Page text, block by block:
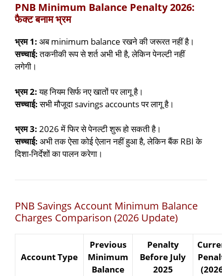
PNB Minimum Balance Penalty 2026:
फैक्ट बनाम भ्रम
भ्रम 1: अब minimum balance रखने की जरूरत नहीं है।
सच्चाई:तकनीकी रूप से शर्त अभी भी है, लेकिन पेनल्टी नहीं
लगेगी।
भ्रम 2:यह नियम सिर्फ नए खातों पर लागू है।
सच्चाई:सभी मौजूदा savings accounts पर लागू है।
भ्रम 3: 2026 में फिर से पेनल्टी शुरू हो सकती है।
सच्चाई: अभी तक ऐसा कोई ऐलान नहीं हुआ है, लेकिन बैंक RBI के
दिशा-निर्देशों का पालन करेगा।
PNB Savings Account Minimum Balance
Charges Comparison (2026 Update)
Account Type
Previous
Minimum
Balance
Penalty
Before July
2025